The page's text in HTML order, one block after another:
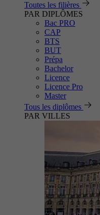
Toutes les filières
PAR DIPLÔMES
Bac PRO
CAP
BTS
BUT
Prépa
Bachelor
Licence
Licence Pro
Master
Tous les diplômes
PAR VILLES